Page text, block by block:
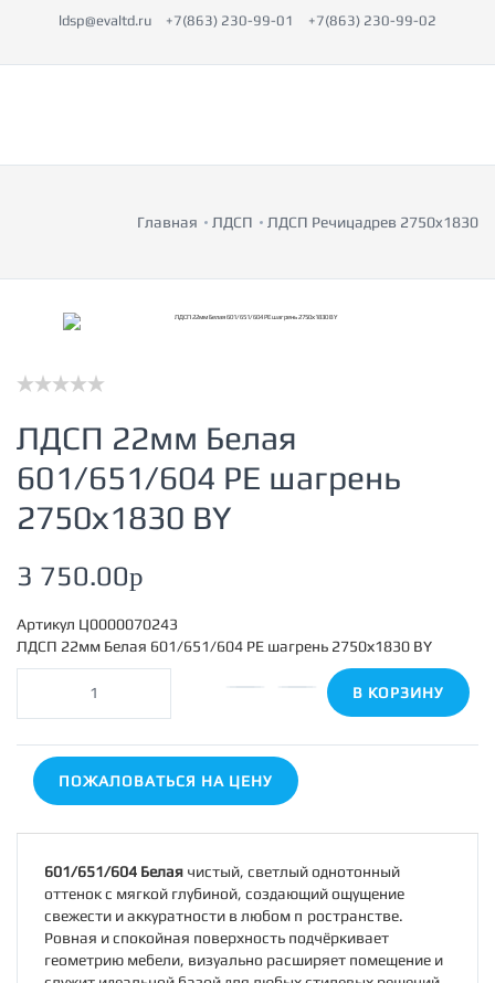
ldsp@evaltd.ru +7(863) 230-99-01 +7(863) 230-99-02
Главная ЛДСП ЛДСП Речицадрев 2750x1830
ЛДСП 22мм Белая
601/651/604 PE шагрень
2750х1830 BY
3 750.00p
Артикул Ц0000070243
ЛДСП 22мм Белая 601/651/604 PE шагрень 2750х1830 BY
В КОРЗИНУ
ПОЖАЛОВАТЬСЯ НА ЦЕНУ
601/651/604 Белая чистый, светлый однотонный
оттенок с мягкой глубиной, создающий ощущение
свежести и аккуратности в любом пространстве.
Ровная и спокойная поверхность подчёркивает
геометрию мебели, визуально расширяет помещение и